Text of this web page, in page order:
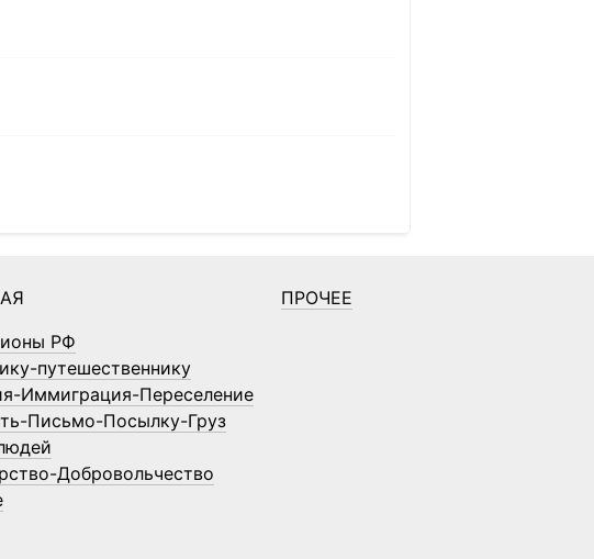
РФ
путешественнику
Иммиграция-Переселение
Письмо-Посылку-Груз
Добровольчество
ПРОЧЕЕ